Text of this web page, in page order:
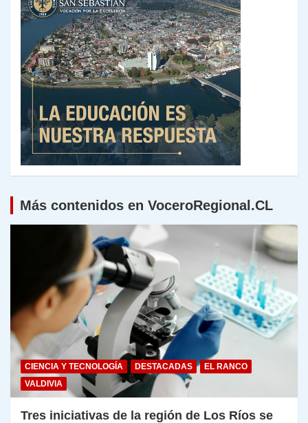
Más contenidos en VoceroRegional.CL
CIENCIA Y TECNOLOGÍA DESTACADAS
EL RANCO
VALDIVIA
Tres iniciativas de la región de Los Ríos se